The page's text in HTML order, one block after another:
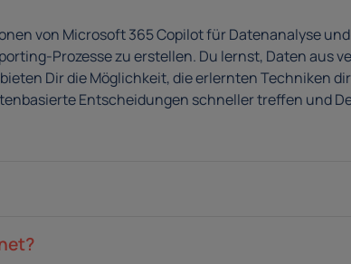
von Microsoft 365 Copilot für Datenanalyse
Prozesse zu erstellen. Du lernst, Daten
Dir die Möglichkeit, die erlernten Techniken
Entscheidungen schneller treffen und